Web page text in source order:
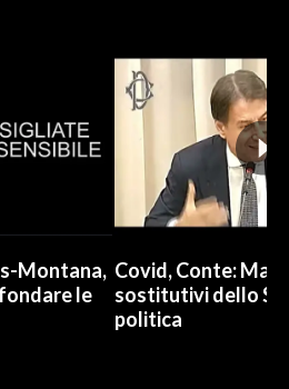
Montana,
le
Covid, Conte: Mai
sostitutivi dello
politica